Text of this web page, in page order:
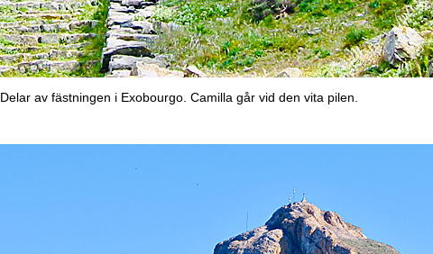
Delar av fästningen i Exobourgo. Camilla går vid den vita pilen.